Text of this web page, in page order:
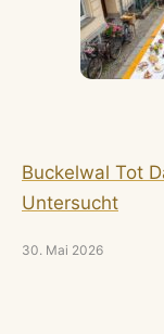
Buckelwal Tot
Untersucht
30. Mai 2026